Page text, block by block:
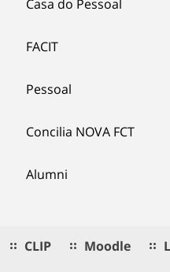
Casa do Pessoal
FACIT
Pessoal
Concilia NOVA FCT
Alumni
CLIP Moodle